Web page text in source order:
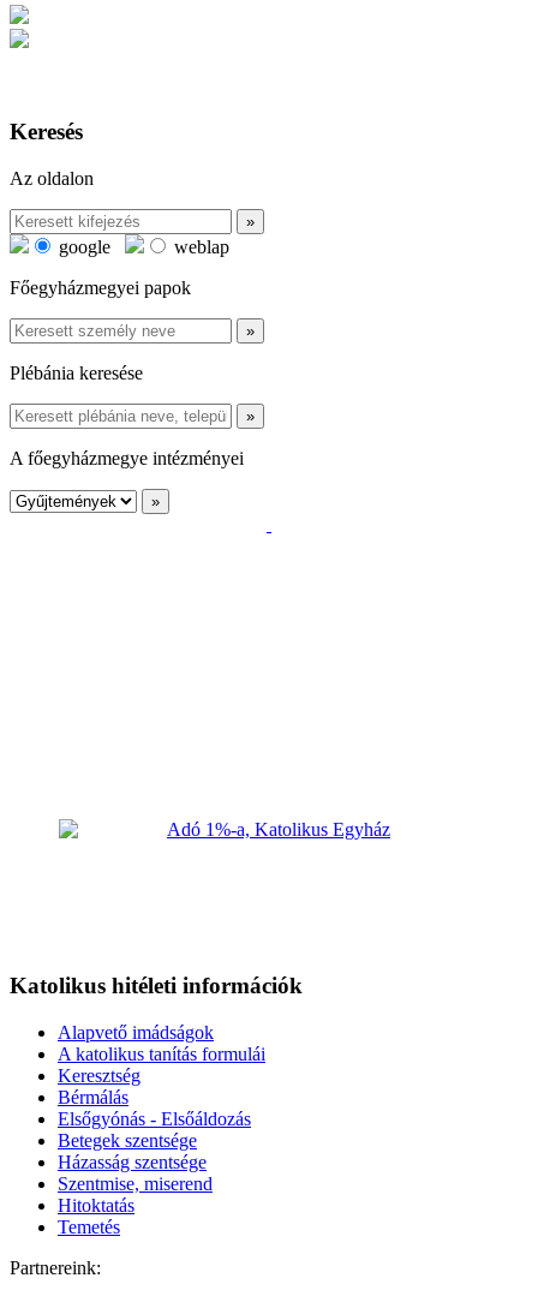
Keresés
Az oldalon
google
weblap
Főegyházmegyei papok
Plébánia keresése
A főegyházmegye intézményei
Katolikus hitéleti információk
Alapvető imádságok
A katolikus tanítás formulái
Keresztség
Bérmálás
Elsőgyónás - Elsőáldozás
Betegek szentsége
Házasság szentsége
Szentmise, miserend
Hitoktatás
Temetés
Partnereink: